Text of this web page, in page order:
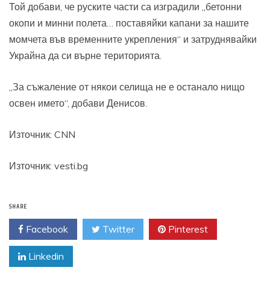
Той добави, че руските части са изградили „бетонни
окопи и минни полета… поставяйки капани за нашите
момчета във временните укрепления“ и затруднявайки
Украйна да си върне територията.
„За съжаление от някои селища не е останало нищо
освен името“, добави Денисов.
Източник: CNN
Източник: vesti.bg
SHARE
Facebook Twitter Pinterest
Linkedin